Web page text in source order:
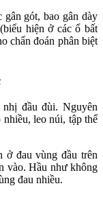
gót, bao gân dày
hiện ở các ổ bất
chẩn đoán phân biệt
đầu đùi. Nguyên
leo núi, tập thể
ở đau vùng đầu trên
vào. Hầu như không
đau nhiều.